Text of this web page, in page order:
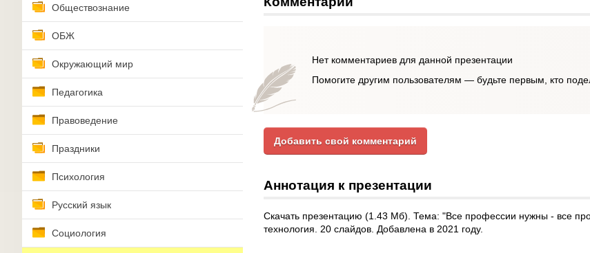
Обществознание
ОБЖ
Окружающий мир
Педагогика
Правоведение
Праздники
Психология
Русский язык
Социология
Нет комментариев для данной презентации
Помогите другим пользователям — будьте первым, кто
Добавить свой комментарий
Аннотация к презентации
Скачать презентацию (1.43 Мб). Тема: "Все профессии нужны - все
технология. 20 слайдов. Добавлена в 2021 году.